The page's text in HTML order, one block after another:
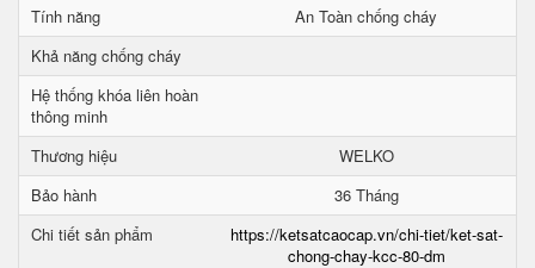
Tính năng
An Toàn chống cháy
Khả năng chống cháy
Hệ thống khóa liên hoàn
thông minh
Thương hiệu
WELKO
Bảo hành
36 Tháng
Chi tiết sản phẩm
https://ketsatcaocap.vn/chi-tiet/ket-sat-
chong-chay-kcc-80-dm